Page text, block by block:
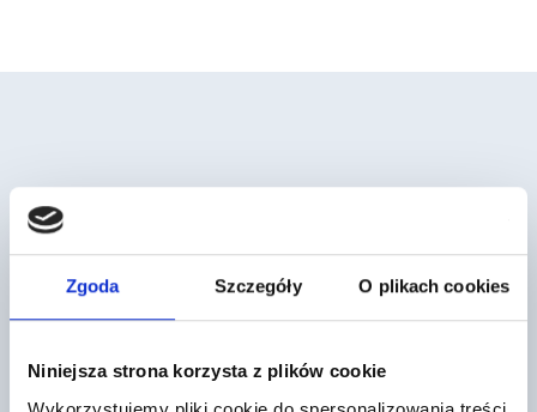
Zgoda Szczegóły O plikach cookies
Niniejsza strona korzysta z plików cookie
Mogą cię również zainteresować